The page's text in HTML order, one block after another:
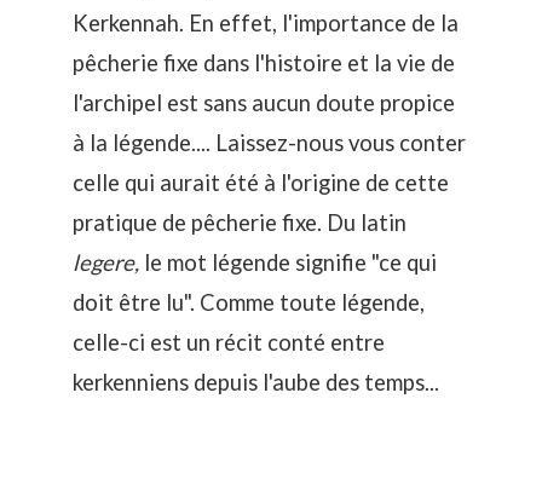
Kerkennah. En effet, l'importance de la
pêcherie fixe dans l'histoire et la vie de
l'archipel est sans aucun doute propice
à la légende.... Laissez-nous vous conter
celle qui aurait été à l'origine de cette
pratique de pêcherie fixe. Du latin
legere, le mot légende signifie "ce qui
doit être lu". Comme toute légende,
celle-ci est un récit conté entre
kerkenniens depuis l'aube des temps...